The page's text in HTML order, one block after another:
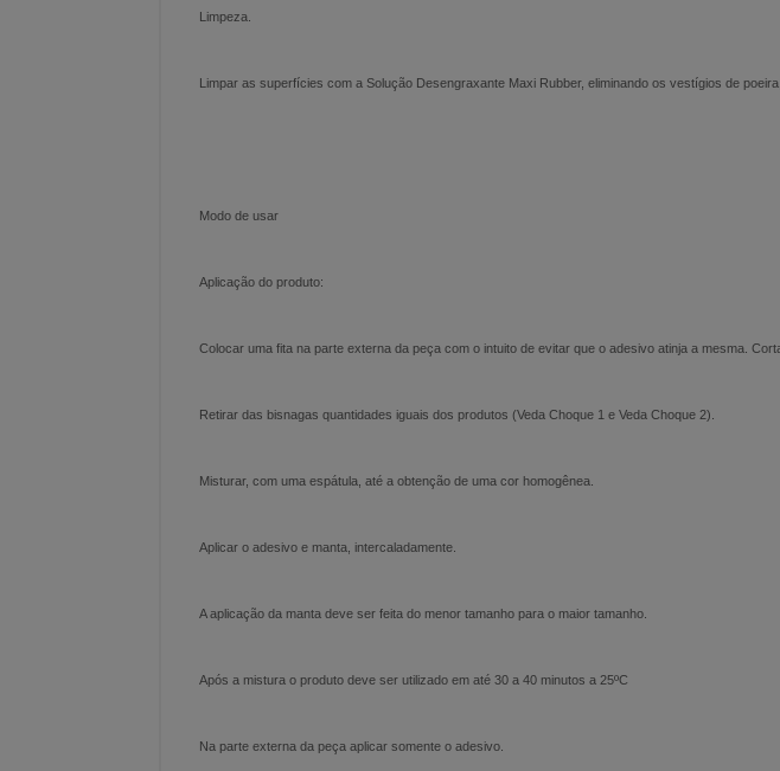
Limpeza.
Limpar as superfícies com a Solução Desengraxante Maxi Rubber, eliminando os vestígios de
Modo de usar
Aplicação do produto:
Colocar uma fita na parte externa da peça com o intuito de evitar que o adesivo atinja a mesma.
Retirar das bisnagas quantidades iguais dos produtos (Veda Choque 1 e Veda Choque 2).
Misturar, com uma espátula, até a obtenção de uma cor homogênea.
Aplicar o adesivo e manta, intercaladamente.
A aplicação da manta deve ser feita do menor tamanho para o maior tamanho.
Após a mistura o produto deve ser utilizado em até 30 a 40 minutos a 25ºC
Na parte externa da peça aplicar somente o adesivo.